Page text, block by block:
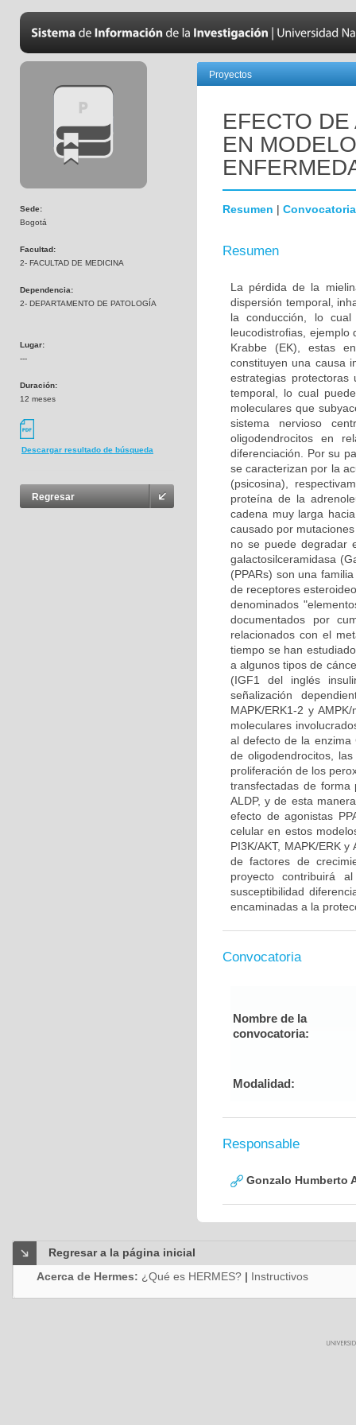
Sede:
Bogotá
Facultad:
2- FACULTAD DE MEDICINA
Dependencia:
2- DEPARTAMENTO DE PATOLOGÍA
Lugar:
---
Duración:
12 meses
Descargar resultado de búsqueda
Regresar
Proyectos
EFECTO
EN
Resumen | Convocatoria
Resumen
La pérdida de la
dispersión temporal,
la conducción, lo cual
leucodistrofias,
Krabbe (EK), estas
constituyen una causa
estrategias protectoras
temporal, lo cual
moleculares que
sistema nervioso
oligodendrocitos en
diferenciación. Por su
se caracterizan por la
(psicosina),
proteína de la
cadena muy larga
causado por
no se puede degradar
galactosilceramidasa
(PPARs) son una
de receptores
denominados
documentados por
relacionados con el
tiempo se han
a algunos tipos de
(IGF1 del inglés
señalización
MAPK/ERK1-2 y
moleculares
al defecto de la enzima
de oligodendrocitos,
proliferación de los
transfectadas de forma
ALDP, y de esta
efecto de agonistas
celular en estos
PI3K/AKT, MAPK/ERK
de factores de
proyecto contribuirá
susceptibilidad
encaminadas a la
Convocatoria
Nombre de la
convocatoria:
Modalidad:
Responsable
Gonzalo Humberto
Regresar a la página inicial
Acerca de Hermes: ¿Qué es HERMES? | Instructivos